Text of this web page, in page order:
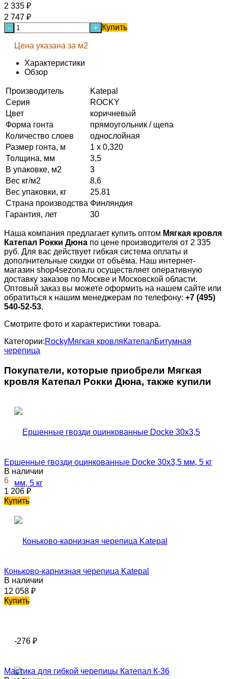
2 335 ₽
2 747 ₽
- + Купить
Цена указана за м2
Характеристики
Обзор
Производитель
Katepal
Серия
ROCKY
Цвет
коричневый
Форма гонта
прямоугольник / щепа
Количество слоев
однослойная
Размер гонта, м
1 x 0,320
Толщина, мм
3,5
В упаковке, м2
3
Вес кг/м2
8,6
Вес упаковки, кг
25.81
Страна производства Финляндия
Гарантия, лет
30
Наша компания предлагает купить оптом Мягкая кровля
Катепал Рокки Дюна по цене производителя от 2 335
руб. Для вас действует гибкая система оплаты и
дополнительные скидки от объёма. Наш интернет-
магазин shop4sezona.ru осуществляет оперативную
доставку заказов по Москве и Московской области.
Оптовый заказ вы можете оформить на нашем сайте или
обратиться к нашим менеджерам по телефону: +7 (495)
540-52-53.
Смотрите фото и характеристики товара.
Категории:RockyМягкая кровляКатепалБитумная
черепица
Покупатели, которые приобрели Мягкая
кровля Катепал Рокки Дюна, также купили
Ершенные гвозди оцинкованные Docke 30х3,5 мм, 5 кг
В наличии
6
1 206 ₽
Купить
Коньково-карнизная черепица Katepal
В наличии
12 058 ₽
Купить
-276 ₽
Мастика для гибкой черепицы Катепал К-36